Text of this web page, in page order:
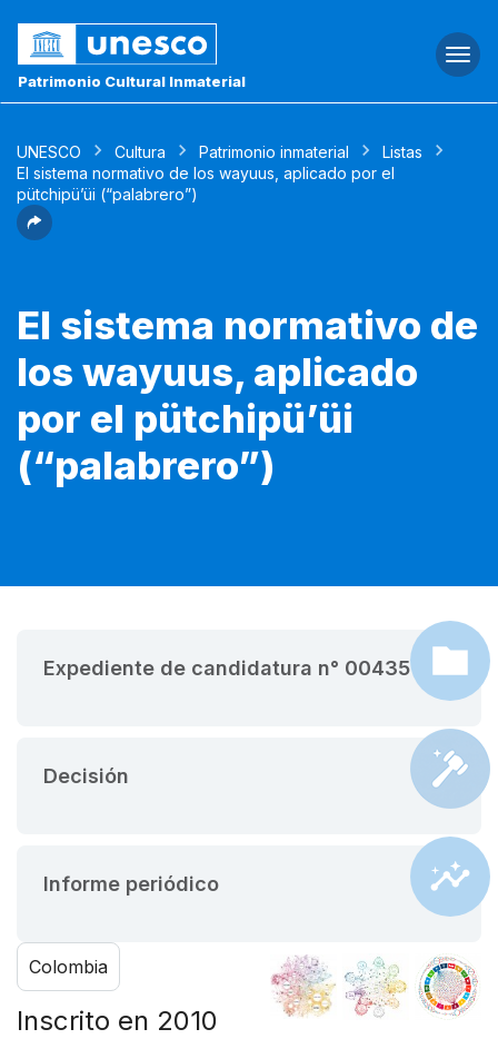
Patrimonio Cultural Inmaterial
UNESCO Cultura Patrimonio inmaterial
Listas
El sistema normativo de los wayuus, aplicado por el
pütchipü’üi (“palabrero”)
El sistema normativo de
los wayuus, aplicado
por el pütchipü’üi
(“palabrero”)
Expediente de candidatura n° 00435
Decisión
Informe periódico
Colombia
Inscrito en 2010